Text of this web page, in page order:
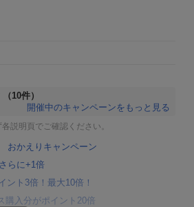
（10件）
開催中のキャンペーンをもっと見る
説明頁でご確認ください。
おかえりキャンペーン
らに+1倍
ント3倍！最大10倍！
購入分がポイント20倍